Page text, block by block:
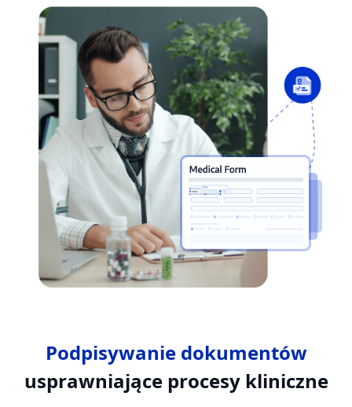
Podpisywanie dokumentów
usprawniające procesy kliniczne